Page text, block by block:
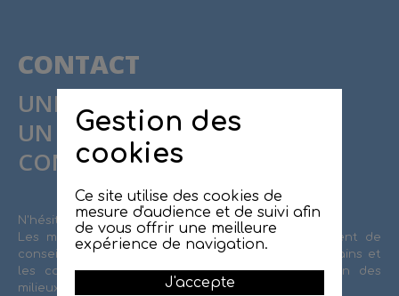
CONTACT
UNE QUESTION ?
UN PROJET ?
CONTACTEZ LE SMBRJ !
N'hésitez pas à contacter le SMBRJ.
Les missions de l'équipe technique sont également de
conseiller et d'accompagner les propriétaires riverains et
les collectivités sur l'entretien et la préservation des
milieux aquatiques et de la ressource en eau.
Gestion des
cookies
Ce site utilise des cookies de
mesure d'audience et de suivi afin
de vous offrir une meilleure
expérience de navigation.
J'accepte